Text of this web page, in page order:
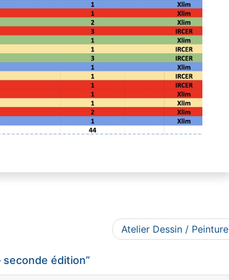
Atelier Dessin / Peinture
édition”